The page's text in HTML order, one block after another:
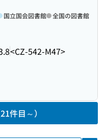
<CZ-542-M47>
国立国会図書館 全国の図書館
件目～）